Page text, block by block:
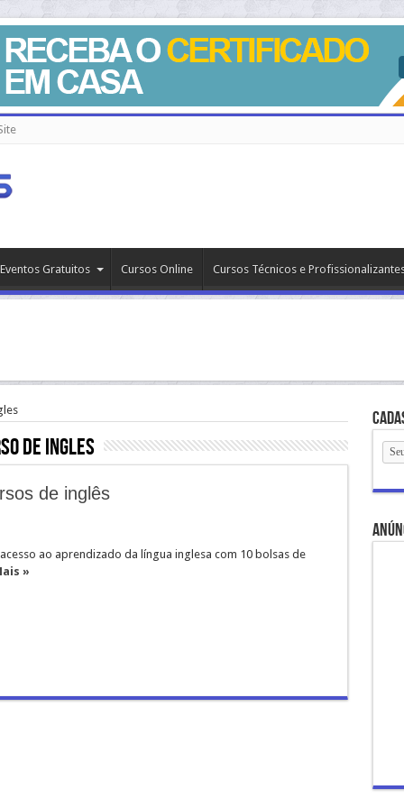
Gratuitos Cursos Online Cursos Técnicos e
de ingles
de inglês
ao aprendizado da língua inglesa com 10 bolsas de
»